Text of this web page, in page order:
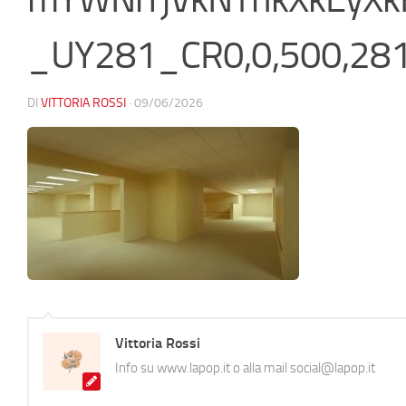
DI VITTORIA ROSSI · 09/06/2026
Vittoria Rossi
Info su www.lapop.it o alla mail social@lapop.it